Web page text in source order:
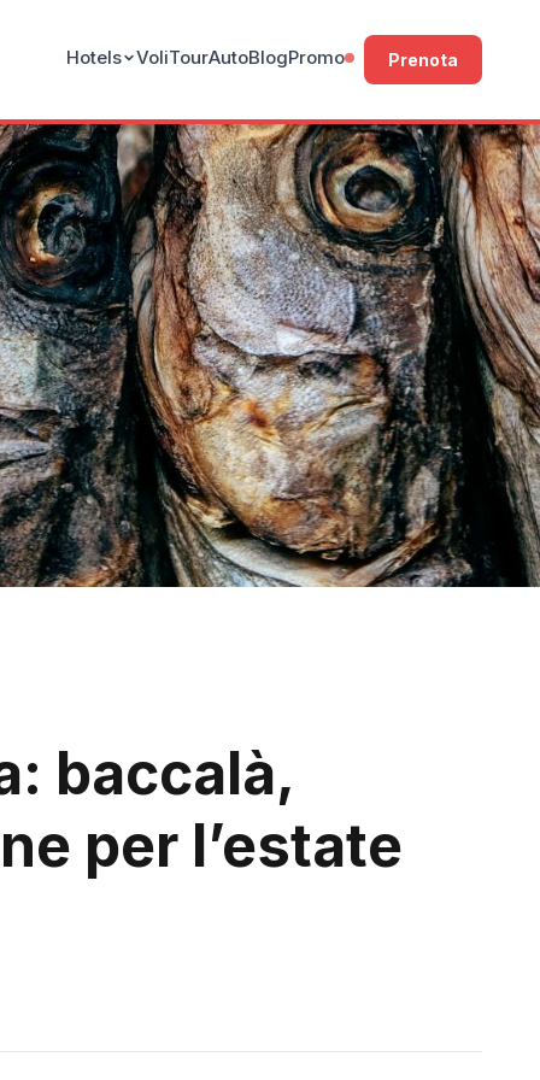
Hotels VoliTourAutoBlogPromo Prenota
baccalà,
per l’estate